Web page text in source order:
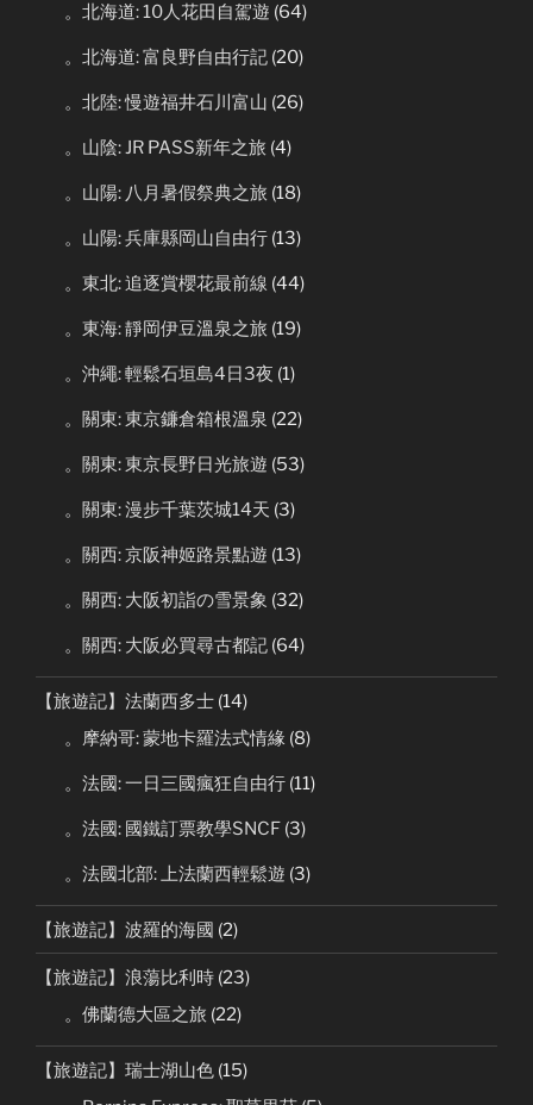
。北海道: 10人花田自駕遊 (64)
。北海道: 富良野自由行記 (20)
。北陸: 慢遊福井石川富山 (26)
。山陰: JR PASS新年之旅 (4)
。山陽: 八月暑假祭典之旅 (18)
。山陽: 兵庫縣岡山自由行 (13)
。東北: 追逐賞櫻花最前線 (44)
。東海: 靜岡伊豆溫泉之旅 (19)
。沖繩: 輕鬆石垣島4日3夜 (1)
。關東: 東京鐮倉箱根溫泉 (22)
。關東: 東京長野日光旅遊 (53)
。關東: 漫步千葉茨城14天 (3)
。關西: 京阪神姬路景點遊 (13)
。關西: 大阪初詣の雪景象 (32)
。關西: 大阪必買尋古都記 (64)
【旅遊記】法蘭西多士 (14)
。摩納哥: 蒙地卡羅法式情緣 (8)
。法國: 一日三國瘋狂自由行 (11)
。法國: 國鐵訂票教學SNCF (3)
。法國北部: 上法蘭西輕鬆遊 (3)
【旅遊記】波羅的海國 (2)
【旅遊記】浪蕩比利時 (23)
。佛蘭德大區之旅 (22)
【旅遊記】瑞士湖山色 (15)